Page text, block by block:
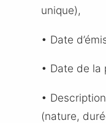
unique),
• Date
• Date de la
•
(nature,